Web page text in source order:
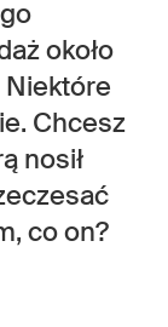
około
Niektóre
Chcesz
nosił
co on?